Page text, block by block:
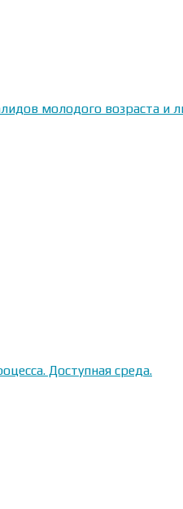
молодого возраста
Доступная среда.